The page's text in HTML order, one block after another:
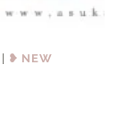
❥ NEW